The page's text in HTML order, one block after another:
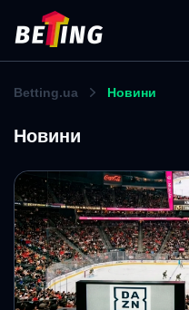
Betting.ua Новини
Новини